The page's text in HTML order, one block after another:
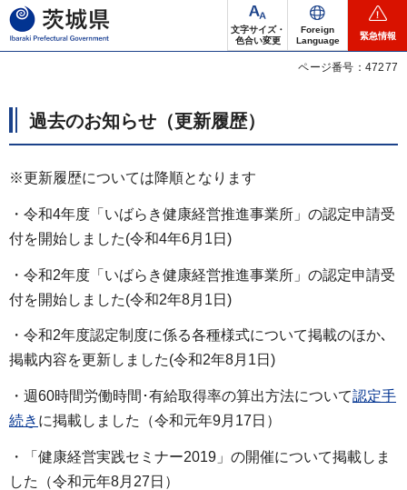
茨城県
文字サイズ・
色合い変更
Foreign
Language
緊急情報
ページ番号：47277
過去のお知らせ（更新履歴）
※更新履歴については降順となります
・令和4年度「いばらき健康経営推進事業所」の認定申請受
付を開始しました(令和4年6月1日)
・令和2年度「いばらき健康経営推進事業所」の認定申請受
付を開始しました(令和2年8月1日)
・令和2年度認定制度に係る各種様式について掲載のほか､
掲載内容を更新しました(令和2年8月1日)
・週60時間労働時間･有給取得率の算出方法について認定手
続き に掲載しました（令和元年9月17日）
・「健康経営実践セミナー2019」の開催について掲載しま
した（令和元年8月27日）